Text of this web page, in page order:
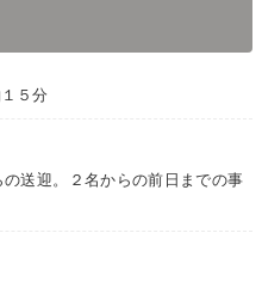
などの贅沢な造りです。
りと寛ぎましょう。
宿泊。客室とお風
５分
送迎。２名からの前日までの事